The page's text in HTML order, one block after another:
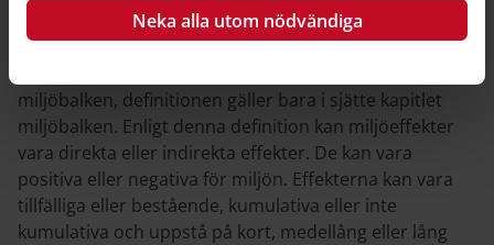
Neka alla utom nödvändiga
Miljöeffekter
miljöbalken, definitionen gäller bara i sjätte kapitlet
miljöbalken. Enligt denna definition kan miljöeffekter
vara direkta eller indirekta effekter. De kan vara
positiva eller negativa för miljön. Effekterna kan vara
tillfälliga eller bestående, kumulativa eller inte
kumulativa och uppstå på kort, medellång eller lång